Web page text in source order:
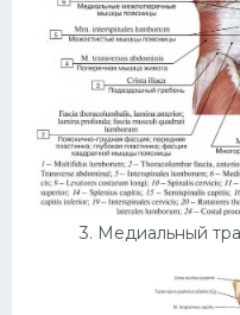
3. Медиальный